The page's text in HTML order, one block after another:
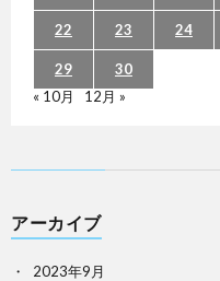
22 23 24
29
30
« 10月
12月 »
アーカイブ
2023年9月